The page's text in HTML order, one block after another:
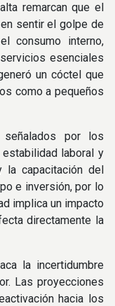
remarcan que el
sentir el golpe de
consumo interno,
esenciales
un cóctel que
como a pequeños
por los
laboral y
la capacitación del
e inversión, por lo
implica un impacto
directamente la
la incertidumbre
Las proyecciones
hacia los